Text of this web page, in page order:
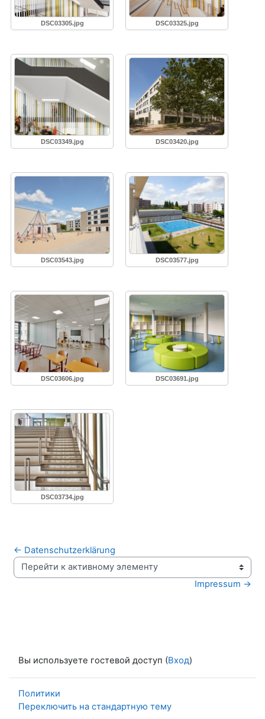
DSC03305.jpg DSC03325.jpg
DSC03349.jpg DSC03420.jpg
DSC03543.jpg DSC03577.jpg
DSC03606.jpg DSC03691.jpg
DSC03734.jpg
← Datenschutzerklärung
Перейти к активному элементу
Impressum →
Вы используете гостевой доступ (Вход)
Политики
Переключить на стандартную тему